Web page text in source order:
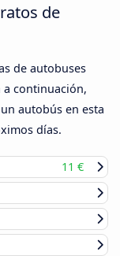
de
de autobuses
a continuación,
autobús en esta
días.
11 €